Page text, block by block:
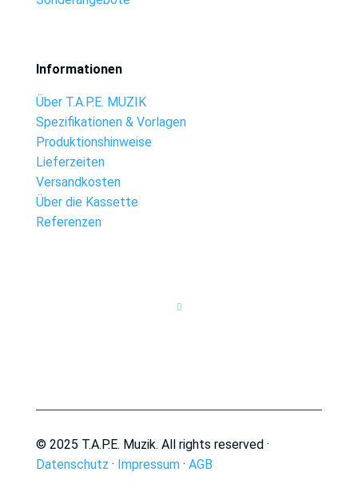
Informationen
Über T.A.P.E. MUZIK
Spezifikationen & Vorlagen
Produktionshinweise
Lieferzeiten
Versandkosten
Über die Kassette
Referenzen

© 2025 T.A.P.E. Muzik. All rights reserved ·
Datenschutz · Impressum· AGB